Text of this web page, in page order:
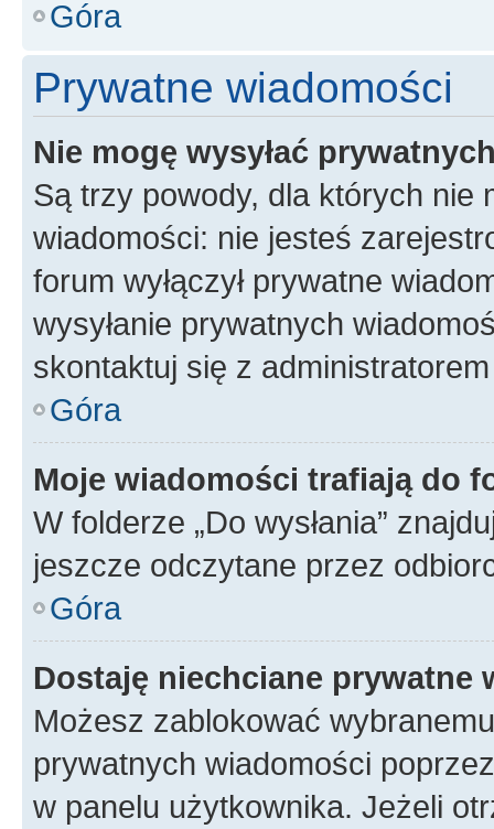
Góra
Prywatne wiadomości
Nie mogę wysyłać
Są trzy powody, dla których nie
wiadomości: nie jesteś
forum wyłączył prywatne
wysyłanie prywatnych
skontaktuj się z
Góra
Moje wiadomości trafiają do
W folderze „Do wysłania”
jeszcze odczytane przez
Góra
Dostaję niechciane prywatne
Możesz zablokować
prywatnych wiadomości
w panelu użytkownika. Jeżeli